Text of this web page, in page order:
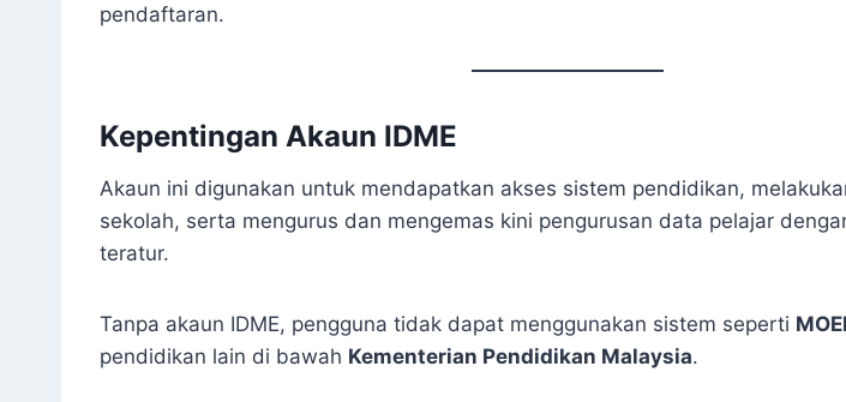
pendaftaran.
Kepentingan Akaun IDME
Akaun ini digunakan untuk mendapatkan akses sistem pendidikan,
sekolah, serta mengurus dan mengemas kini pengurusan data pelajar
teratur.
Tanpa akaun IDME, pengguna tidak dapat menggunakan sistem seperti
pendidikan lain di bawah Kementerian Pendidikan Malaysia.